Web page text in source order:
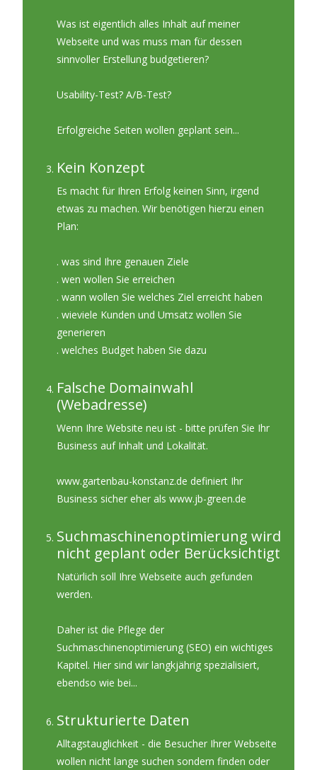
Was ist eigentlich alles Inhalt auf meiner
Webseite und was muss man für dessen
sinnvoller Erstellung budgetieren?
Usability-Test? A/B-Test?
Erfolgreiche Seiten wollen geplant sein...
Kein Konzept
Es macht für Ihren Erfolg keinen Sinn, irgend
etwas zu machen. Wir benötigen hierzu einen
Plan:
. was sind Ihre genauen Ziele
. wen wollen Sie erreichen
. wann wollen Sie welches Ziel erreicht haben
. wieviele Kunden und Umsatz wollen Sie
generieren
. welches Budget haben Sie dazu
Falsche Domainwahl
(Webadresse)
Wenn Ihre Website neu ist - bitte prüfen Sie Ihr
Business auf Inhalt und Lokalität.
www.gartenbau-konstanz.de definiert Ihr
Business sicher eher als www.jb-green.de
Suchmaschinenoptimierung wird
nicht geplant oder Berücksichtigt
Natürlich soll Ihre Webseite auch gefunden
werden.
Daher ist die Pflege der
Suchmaschinenoptimierung (SEO) ein wichtiges
Kapitel. Hier sind wir langkjährig spezialisiert,
ebendso wie bei...
Strukturierte Daten
Alltagstauglichkeit - die Besucher Ihrer Webseite
wollen nicht lange suchen sondern finden oder